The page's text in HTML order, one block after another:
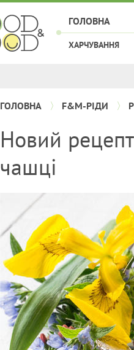
ГОЛОВНА
ХАРЧУВАННЯ
ГОЛОВНА F&M-РІДИ
Новий
чашці